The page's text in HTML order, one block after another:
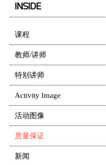
INSIDE
课程
教师/讲师
特别讲师
Activity Image
活动图像
质量保证
新闻